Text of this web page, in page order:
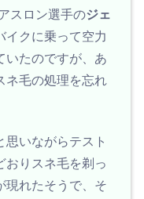
スロン選手のジェ
イクに乗って空力
いたのですが、あ
ネ毛の処理を忘れ
思いながらテスト
おりスネ毛を剃っ
現れたそうで、そ